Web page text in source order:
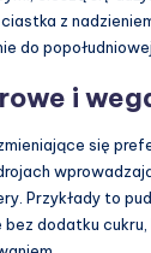
z
do
i
się
Przykłady to
dodatku